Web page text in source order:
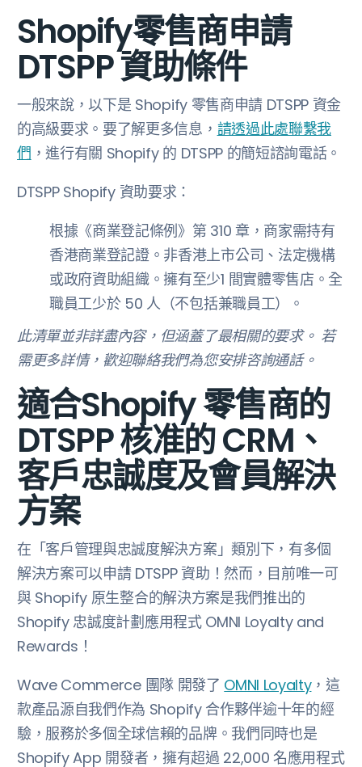
Shopify零售商申請
DTSPP 資助條件
一般來說，以下是 Shopify 零售商申請 DTSPP 資金
的高級要求。要了解更多信息， 請透過此處聯繫我
們 ，進行有關 Shopify 的 DTSPP 的簡短諮詢電話。
DTSPP Shopify 資助要求：
根據《商業登記條例》第 310 章，商家需持有
香港商業登記證。非香港上市公司、法定機構
或政府資助組織。擁有至少1 間實體零售店。全
職員工少於 50 人（不包括兼職員工）。
此清單並非詳盡內容，但涵蓋了最相關的要求。 若
需更多詳情，歡迎聯絡我們為您安排咨詢通話。
適合Shopify 零售商的
DTSPP 核准的 CRM、
客戶忠誠度及會員解決
方案
在「客戶管理與忠誠度解決方案」類別下，有多個
解決方案可以申請 DTSPP 資助！然而，目前唯一可
與 Shopify 原生整合的解決方案是我們推出的
Shopify 忠誠度計劃應用程式 OMNI Loyalty and
Rewards！
Wave Commerce 團隊 開發了 OMNI Loyalty，這
款產品源自我們作為 Shopify 合作夥伴逾十年的經
驗，服務於多個全球信賴的品牌。我們同時也是
Shopify App 開發者，擁有超過 22,000 名應用程式